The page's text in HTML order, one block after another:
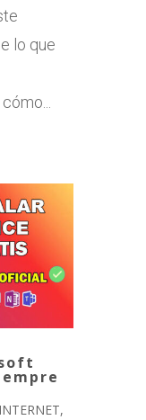
lo que
,